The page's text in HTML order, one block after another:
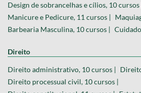
Design de sobrancelhas e cílios, 10 cursos |
Manicure e Pedicure, 11 cursos |
Barbearia Masculina, 10 cursos |
Direito
Direito administrativo, 10 cursos |
Direito processual civil, 10 cursos |